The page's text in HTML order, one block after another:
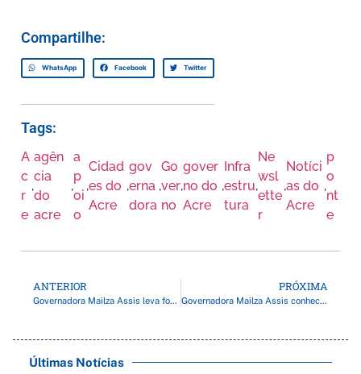
Compartilhe:
WhatsApp Facebook Twitter
Tags:
A
c
r
e
,
agên
cia
do
acre
,
a
p
oi
o
,
Cidad
es do
Acre
,
gov
erna
dora
,
Go
ver
no
,
gover
no do
Acre
,
Infra
estru
tura
,
Ne
wsl
ette
r
,
Notíci
as do
Acre
,
p
o
nt
e
ANTERIOR
Governadora Mailza Assis leva força-tarefa a Sena Madureira para investigar queda de ponte
PRÓXIMA
Governadora Mailza Assis conhece projeto de capacitação médica da Clínica MED’AC e destaca importância do fortalecimento da saúde no Acre
Últimas Notícias